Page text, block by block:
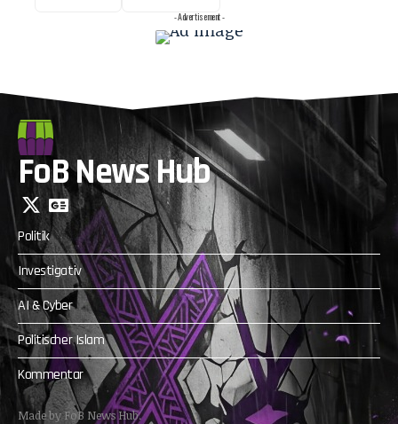
- Advertisement -
FoB News Hub
Politik
Investigativ
AI & Cyber
Politischer Islam
Kommentar
Made by FoB News Hub.